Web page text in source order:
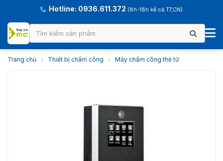
Hotline: 0936.611.372 (8h-18h kể cả T7,CN)
Trang chủ › Thiết bị chấm công › Máy chấm công thẻ từ